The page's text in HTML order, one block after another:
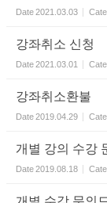
Date2021.03.03
강좌취소 신청
Date2021.03.01
강좌취소환불
Date2019.04.29
개별 강의 수강
Date2019.08.18